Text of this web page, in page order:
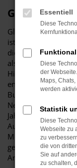
Glückwunsch: der
ist ganz sicher das
dieses Modells
als auch längere
Hinzu kommt eine
enorme Effizienz
Budde Automobile
Neuwagen als
Jahreswagen.
Auswahl und
Modell Sie fortan in
gerne und stehen
Antwort.
Essentiell
Diese
Funktional
Diese
der
Maps,
werden
Statistik
Diese
Webseite zu
zu
die von
Sie auf
zu schalten,